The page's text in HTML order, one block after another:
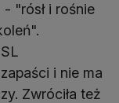
"rósł i rośnie
i nie ma
Zwróciła też